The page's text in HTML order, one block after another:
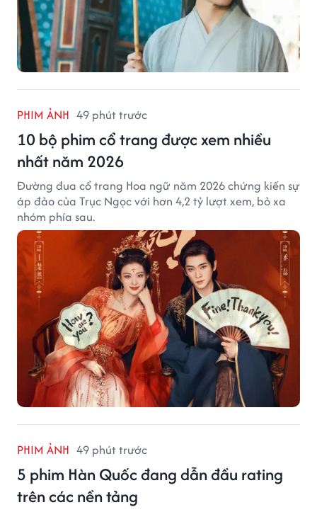
PHIM ẢNH 49 phút trước
10 bộ phim cổ trang được xem nhiều
nhất năm 2026
Đường đua cổ trang Hoa ngữ năm 2026 chứng kiến sự
áp đảo của Trục Ngọc với hơn 4,2 tỷ lượt xem, bỏ xa
nhóm phía sau.
PHIM ẢNH 49 phút trước
5 phim Hàn Quốc đang dẫn đầu rating
trên các nền tảng